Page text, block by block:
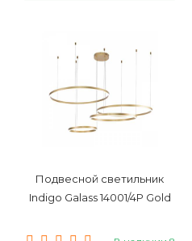
Подвесной светильник
Indigo Galass 14001/4P Gold